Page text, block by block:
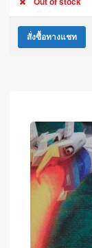
สั่งซื้อทางแชท